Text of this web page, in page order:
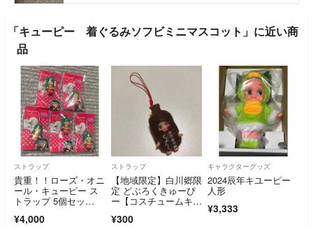
「キューピー 着ぐるみソフビミニマスコット」に近い商
品
ストラップ
貴重！！ローズ・オニ
ール・キューピー ス
トラップ 5個セッ
¥4,000
ストラップ
【地域限定】白川郷限
定 どぶろくきゅーぴ
ー【コスチュームキュ
¥300
キャラクターグッズ
2024辰年キユーピー
人形
¥3,333